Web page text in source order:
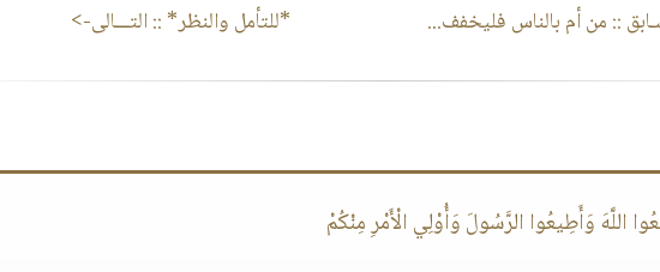
:: من أم بالناس فليخفف... *للتأمل والنظر* :: التـــالى->
اللَّهَ وَأَطِيعُوا الرَّسُولَ وَأُوْلِي الْأَمْرِ مِنْكُمْ